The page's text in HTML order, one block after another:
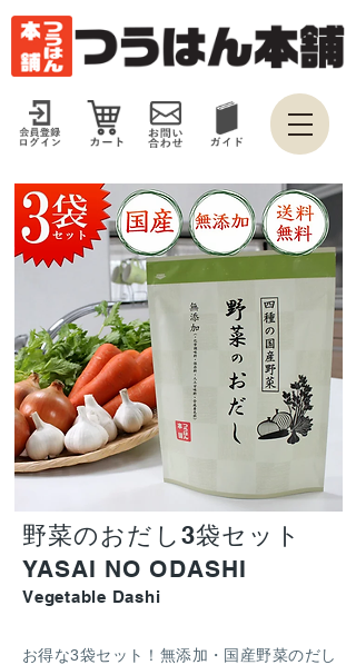
野菜のおだし3袋セット
YASAI NO ODASHI
Vegetable Dashi
お得な3袋セット！無添加・国産野菜のだし